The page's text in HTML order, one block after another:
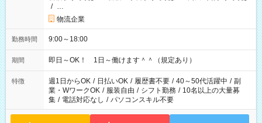
/ …
物流企業
勤務時間 9:00～18:00
期間 即日～OK！ 1日～働けます＾＾（規定あり）
特徴 週1日からOK / 日払いOK / 履歴書不要 / 40～50代活躍中 / 副
業・WワークOK / 服装自由 / シフト勤務 / 10名以上の大量募
集 / 電話対応なし / パソコンスキル不要